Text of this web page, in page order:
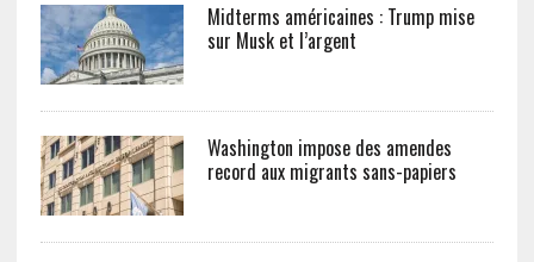
Midterms américaines : Trump mise
sur Musk et l’argent
Washington impose des amendes
record aux migrants sans-papiers